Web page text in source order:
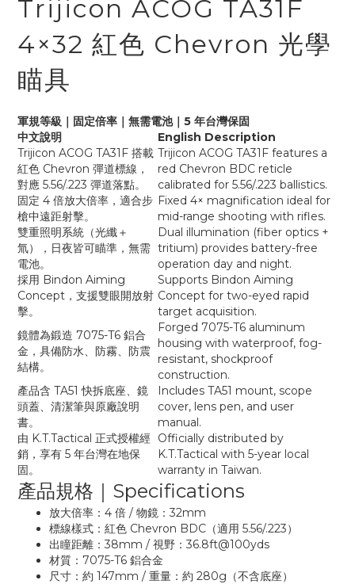
Trijicon ACOG TA31F
4×32 紅色 Chevron 光學
瞄具
軍規等級｜固定倍率｜無需電池｜5 年台灣保固
中文說明
English Description
Trijicon ACOG TA31F 搭載
紅色 Chevron 彈道標線，
對應 5.56/.223 彈道落點。
Trijicon ACOG TA31F features a
red Chevron BDC reticle
calibrated for 5.56/.223 ballistics.
固定 4 倍放大倍率，適合步
槍中遠距射擊。
Fixed 4× magnification ideal for
mid-range shooting with rifles.
雙重照明系統（光纖＋
氚），日夜皆可瞄準，無需
電池。
Dual illumination (fiber optics +
tritium) provides battery-free
operation day and night.
採用 Bindon Aiming
Concept，支援雙眼開放射
擊。
Supports Bindon Aiming
Concept for two-eyed rapid
target acquisition.
鏡體為鍛造 7075-T6 鋁合
金，具備防水、防霧、防震
結構。
Forged 7075-T6 aluminum
housing with waterproof, fog-
resistant, shockproof
construction.
產品含 TA51 快拆底座、鏡
頭蓋、清潔筆與原廠說明
書。
Includes TA51 mount, scope
cover, lens pen, and user
manual.
由 K.T.Tactical 正式授權經
銷，享有 5 年台灣在地保
固。
Officially distributed by
K.T.Tactical with 5-year local
warranty in Taiwan.
產品規格｜Specifications
放大倍率：4 倍 / 物鏡：32mm
標線樣式：紅色 Chevron BDC（適用 5.56/.223）
出瞳距離：38mm / 視野：36.8ft@100yds
材質：7075-T6 鋁合金
尺寸：約 147mm / 重量：約 280g（不含底座）